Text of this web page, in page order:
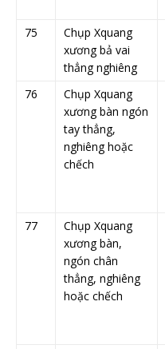
75
Chụp Xquang
xương bả vai
thẳng nghiêng
76
Chụp Xquang
xương bàn ngón
tay thẳng,
nghiêng hoặc
chếch
77
Chụp Xquang
xương bàn,
ngón chân
thẳng, nghiêng
hoặc chếch